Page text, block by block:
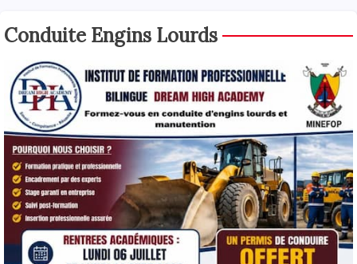
Conduite Engins Lourds